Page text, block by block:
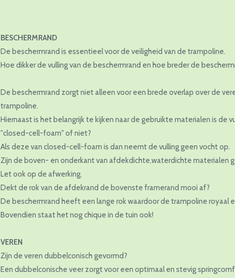
BESCHERMRAND
De beschermrand is essentieel voor de veiligheid van de trampoline.
Hoe dikker de vulling van de beschermrand en hoe breder de
De beschermrand zorgt niet alleen voor een brede overlap over de
trampoline.
Hiernaast is het belangrijk te kijken naar de gebruikte materialen is de
"closed-cell-foam" of niet?
Als deze van closed-cell-foam is dan neemt de vulling geen vocht op.
Zijn de boven- en onderkant van afdekdichte,waterdichte materialen
Let ook op de afwerking.
Dekt de rok van de afdekrand de bovenste framerand mooi af?
De beschermrand heeft een lange rok waardoor de trampoline royaal
Bovendien staat het nog chique in de tuin ook!
VEREN
Zijn de veren dubbelconisch gevormd?
Een dubbelconische veer zorgt voor een optimaal en stevig